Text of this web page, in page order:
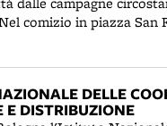
sarà la decisione di
divieto di
expedit).
comizio in piazza San
l'assegnazione ai
rosse e nere” percorre
tra "vili pedoni",
colpi di pistola esplosi da
DELLE
E DISTRIBUZIONE